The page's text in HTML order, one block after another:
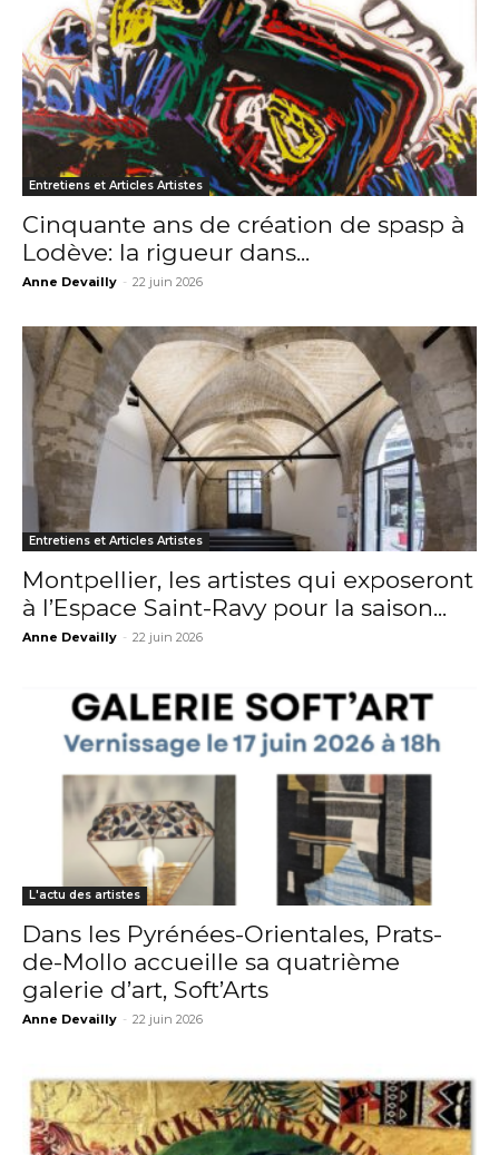
Adresse email*
Nom
Prénom
Statut / Organisation
J'accepte les termes et conditions
* Champ obligatoire
Adresse email*
Prénom
Statut / Organisation
J'accepte les termes et conditions
Entretiens et Articles Artistes
Cinquante ans de création de spasp à
Lodève: la rigueur dans...
Anne Devailly - 22 juin 2026
Entretiens et Articles Artistes
Montpellier, les artistes qui exposeront
à l’Espace Saint-Ravy pour la saison...
Anne Devailly - 22 juin 2026
L'actu des artistes
Dans les Pyrénées-Orientales, Prats-
de-Mollo accueille sa quatrième
galerie d’art, Soft’Arts
Anne Devailly - 22 juin 2026